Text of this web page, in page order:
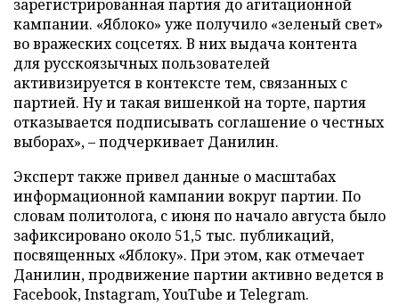
зарегистрированная партия до агитационной
кампании. «Яблоко» уже получило «зеленый свет»
во вражеских соцсетях. В них выдача контента
для русскоязычных пользователей
активизируется в контексте тем, связанных с
партией. Ну и такая вишенкой на торте, партия
отказывается подписывать соглашение о честных
выборах», – подчеркивает Данилин.
Эксперт также привел данные о масштабах
информационной кампании вокруг партии. По
словам политолога, с июня по начало августа было
зафиксировано около 51,5 тыс. публикаций,
посвященных «Яблоку». При этом, как отмечает
Данилин, продвижение партии активно ведется в
Facebook, Instagram, YouTube и Telegram.